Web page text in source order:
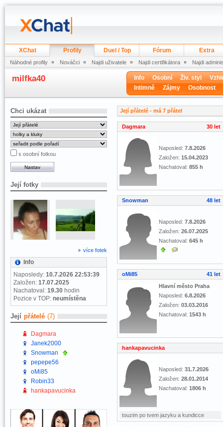
XChat Profily Duel / Top Fórum Extra
Náhodné profily Nováčci Najdi uživatele Najdi certifikátora Najdi
milfka40 Info Osobní Živ. styl
Intimně
Zájmy Osobnost
Chci ukázat
s osobní fotkou
Její fotky
více fotek
Info
Naposledy: 10.7.2026 22:53:39
Založen: 17.07.2025
Nachatoval: 19.30 hodin
Pozice v TOP: neumístěna
Její přátelé (7)
Dagmara
Janek2000
Snowman
pepepe56
oMi85
Robin33
hankapavucinka
Její přátelé - má 7 přátel
Dagmara 30 let
Naposled: 7.8.2026
Založen: 15.04.2023
Nachatoval: 855 h
Snowman 48 let
Naposled: 7.8.2026
Založen: 26.07.2025
Nachatoval: 645 h
oMi85
41 let
Hlavní město Praha
Naposled: 6.8.2026
Založen: 03.03.2016
Nachatoval: 1543 h
hankapavucinka
Naposled: 31.7.2026
Založen: 28.01.2014
Nachatoval: 1806 h
touzim po tvem jazyku a kundicce